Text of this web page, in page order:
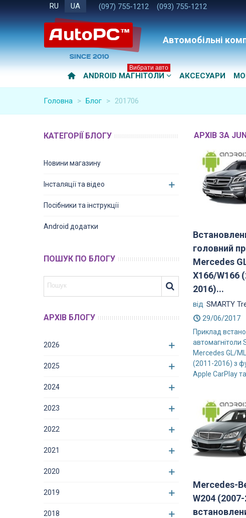
RU UA (097) 755-1212 (093) 755-1212
Автомобільні
ANDROID МАГНІТОЛИ
Вибрати авто
АКСЕСУАРИ
Головна > Блог > 201706
КАТЕГОРІЇ БЛОГУ
Новини магазину
Інсталяції та відео
Посібники та інструкції
Android додатки
ПОШУК ПО БЛОГУ
АРХІВ БЛОГУ
2026
2025
2024
2023
2022
2021
2020
2019
2018
АРХІВ ЗА
головний
Mercedes
X166/W166
2016)...
від SMARTY
29/06/2017
Приклад
автомагнітоли
Mercedes GL/
(2011-2016) з
Apple CarPlay
Mercedes-
W204